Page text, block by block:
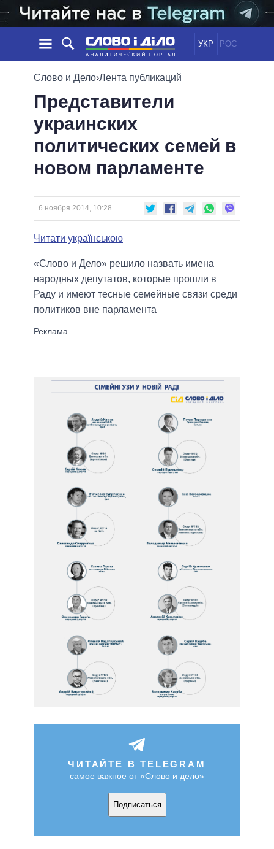
УКР РОС
НОВОСТИ
ЛЕНТА
СОБЫТИЯ
СТАТЬИ
ОБЗОРЫ
ДАЙДЖЕСТЫ
ПОЛИТИКА
ОБЩЕСТВО
ОБЕЩАНИЯ
ПОЛИТИКИ
ПРЕЗИДЕНТ И ОФИС
ВЕРХОВНАЯ РАДА
КАБИНЕТ МИНИСТРОВ
ВСЕ ПЕРСОНЫ
ПОДДЕРЖАТЬ
СРАВНЕНИЕ ПОЛИТИКОВ
Слово и Дело›Лента публикаций
Представители
украинских
политических семей в
новом парламенте
6 ноября 2014, 10:28
Читати українською
«Слово и Дело» решило назвать имена
народных депутатов, которые прошли в
Раду и имеют тесные семейные связи среди
политиков вне парламента
ЧИТАЙТЕ В TELEGRAM
самое важное от «Слово и дело»
Подписаться